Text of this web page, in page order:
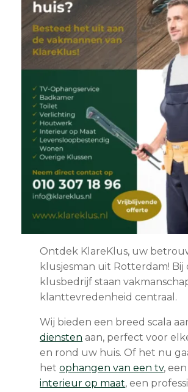
Ontdek KlareKlus, uw
klusjesman uit Rotterdam! Bij
klusbedrijf staan
klanttevredenheid centraal.
Wij bieden een breed scala
diensten aan, perfect voor
en rond uw huis. Of het nu
hetophangen van een tv,
interieur op maat, een